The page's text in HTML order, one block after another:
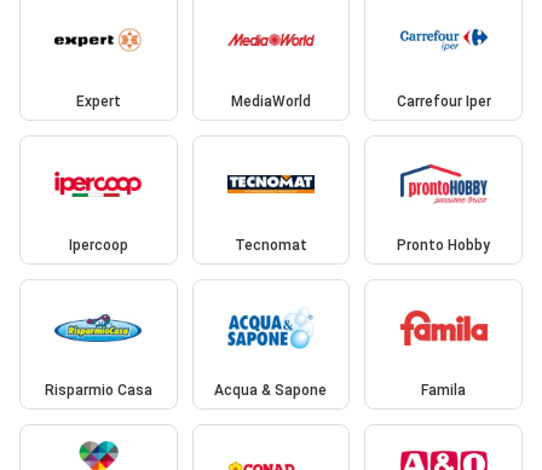
Expert MediaWorld Carrefour Iper
Ipercoop Tecnomat Pronto Hobby
Risparmio Casa Acqua & Sapone Famila